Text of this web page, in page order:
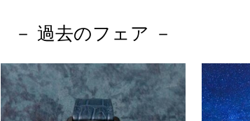
－ 過去のフェア －